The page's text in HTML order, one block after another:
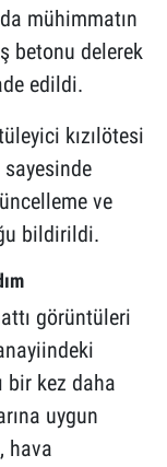
mühimmatın
betonu delerek
edildi.
kızılötesi
sayesinde
ve
bildirildi.
görüntüleri
bir kez daha
uygun
hava